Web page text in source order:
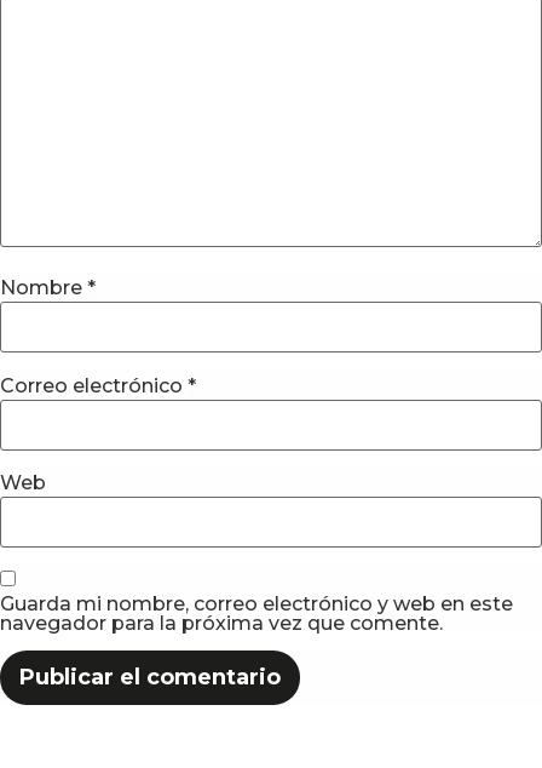
Nombre *
Correo electrónico *
Web
Guarda mi nombre, correo electrónico y web en este
navegador para la próxima vez que comente.